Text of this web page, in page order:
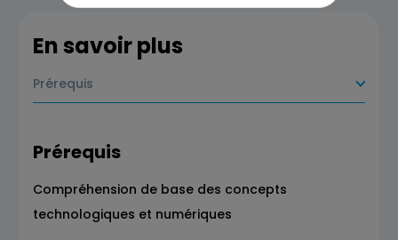
En savoir plus
Prérequis
Prérequis
Compréhension de base des concepts
technologiques et numériques